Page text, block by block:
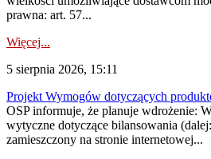
prawna: art. 57...
Więcej...
5 sierpnia 2026, 15:11
Projekt Wymogów dotyczących
OSP informuje, że planuje wdrożenie:
wytyczne dotyczące bilansowania
zamieszczony na stronie internetowej...